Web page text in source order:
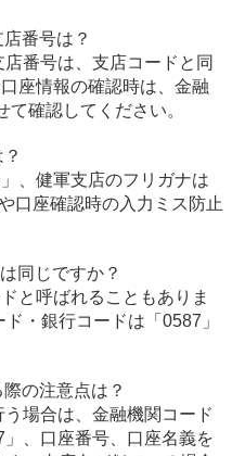
番号は？
番号は、支店コードと同
座情報の確認時は、金融
確認してください。
、健軍支店のフリガナは
口座確認時の入力ミス防止
同じですか？
と呼ばれることもありま
・銀行コードは「0587」
の注意点は？
場合は、金融機関コード
」、口座番号、口座名義を